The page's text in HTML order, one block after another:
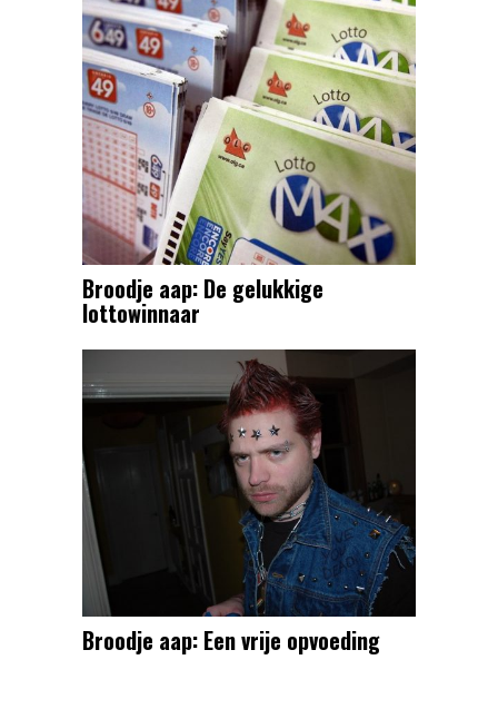
Broodje aap: De gelukkige
lottowinnaar
Broodje aap: Een vrije opvoeding